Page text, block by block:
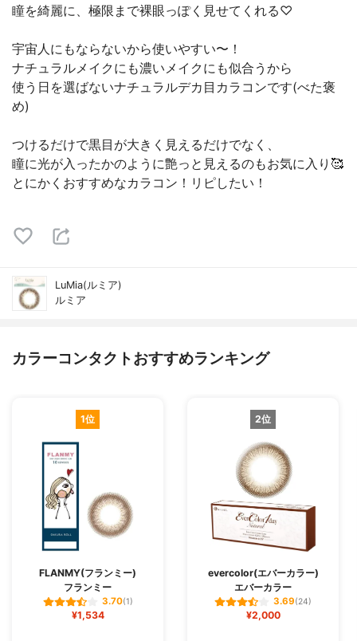
瞳を綺麗に、極限まで裸眼っぽく見せてくれる♡
宇宙人にもならないから使いやすい〜！
ナチュラルメイクにも濃いメイクにも似合うから
使う日を選ばないナチュラルデカ目カラコンです(べた褒
め)
つけるだけで黒目が大きく見えるだけでなく、
瞳に光が入ったかのように艶っと見えるのもお気に入り🥰
とにかくおすすめなカラコン！リピしたい！
LuMia(ルミア)
ルミア
カラーコンタクトおすすめランキング
1位
FLANMY(フランミー)
フランミー
3.70(1)
¥1,534
2位
evercolor(エバーカラー)
エバーカラー
3.69(24)
¥2,000